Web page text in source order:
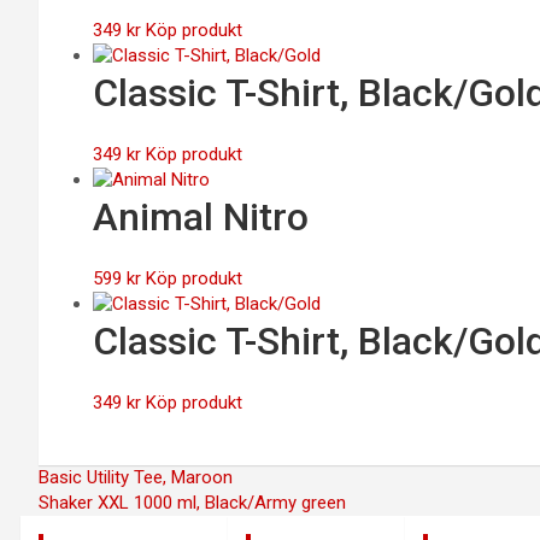
349 kr Köp produkt
Classic T-Shirt, Black/
349 kr Köp produkt
Animal Nitro
599 kr Köp produkt
Classic T-Shirt, Black/
349 kr Köp produkt
Inläggsnavigering
Basic Utility Tee, Maroon
Shaker XXL 1000 ml, Black/Army green